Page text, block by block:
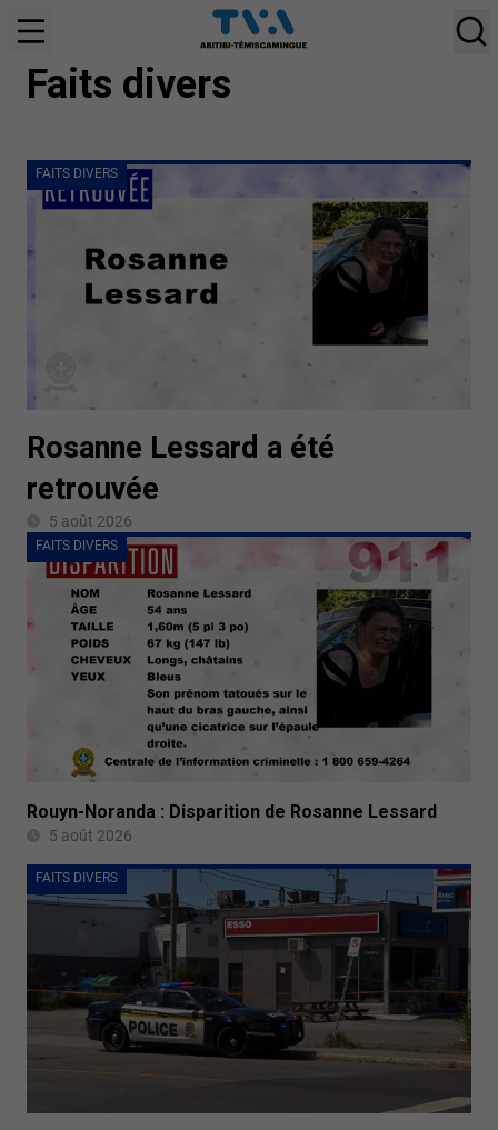
Faits divers
FAITS DIVERS
Rosanne Lessard a été
retrouvée
5 août 2026
FAITS DIVERS
Rouyn-Noranda : Disparition de Rosanne Lessard
5 août 2026
FAITS DIVERS